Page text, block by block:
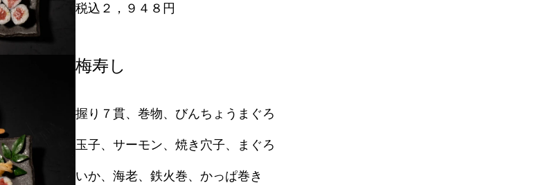
税込２，９４８円
梅寿し
握り７貫、巻物、びんちょうまぐろ
玉子、サーモン、焼き穴子、まぐろ
いか、海老、鉄火巻、かっぱ巻き